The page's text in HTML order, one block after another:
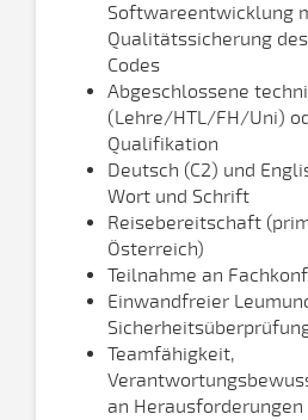
Softwareentwicklung
Qualitätssicherung
Codes
Abgeschlossene
(Lehre/HTL/FH/Uni)
Qualifikation
Deutsch (C2) und
Wort und Schrift
Reisebereitschaft
Österreich)
Teilnahme an
Einwandfreier
Teamfähigkeit,
an Herausforderungen